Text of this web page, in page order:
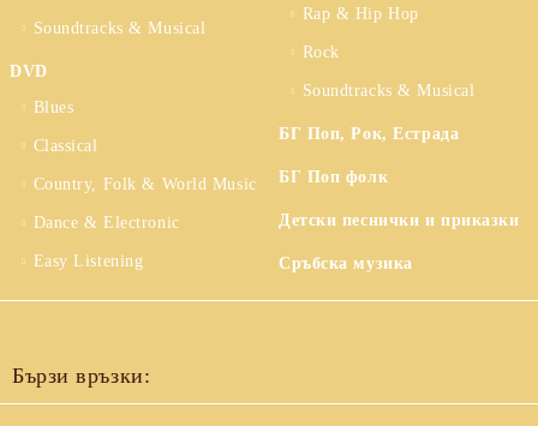
Soundtracks & Musical
DVD
Blues
Classical
Country, Folk & World Music
Dance & Electronic
Easy Listening
Rap & Hip Hop
Rock
Soundtracks & Musical
БГ Поп, Рок, Естрада
БГ Поп фолк
Детски песнички и приказки
Сръбска музика
Бързи връзки: